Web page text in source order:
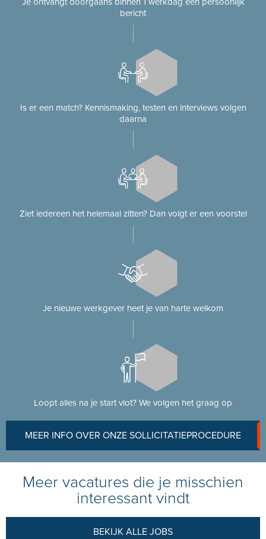
bericht
Is er een match? Kennismaking, testen en interviews volgen
daarna
Ziet iedereen het helemaal zitten? Dan volgt er een voorstel
Je nieuwe werkgever heet je van harte welkom
Loopt alles na je start vlot? We volgen het graag op
MEER INFO OVER ONZE SOLLICITATIEPROCEDURE
Meer vacatures die je misschien
interessant vindt
BEKIJK ALLE JOBS